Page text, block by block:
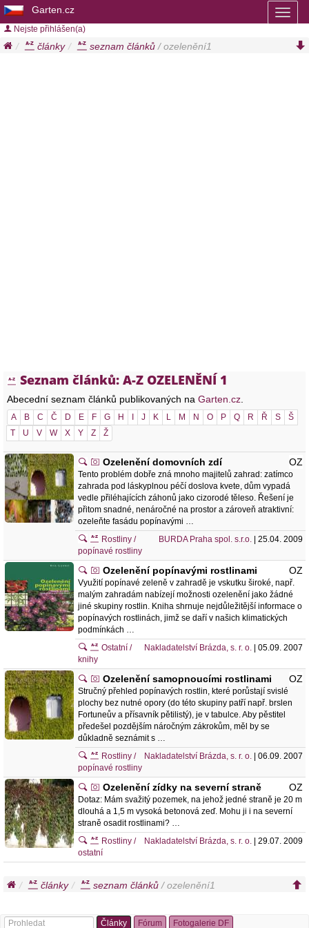
Garten.cz
Nejste přihlášen(a)
články seznam článků / ozelenění1
Seznam článků: A-Z OZELENĚNÍ 1
Abecední seznam článků publikovaných na Garten.cz
A B C Č D E F G H J K L M N O P Q R Ř S
Š
T
U V W X Y Z Ž
Ozelenění domovních zdí OZ
Tento problém dobře zná mnoho majitelů zahrad: zatímco
zahrada pod láskyplnou péčí doslova kvete, dům vypadá
vedle přiléhajících záhonů jako cizorodé těleso. Řešení je
přitom snadné, nenáročné na prostor a zároveň atraktivní:
ozeleňte fasádu popínavými …
BURDA Praha spol. s.r.o. | 25.04. 2009
Rostliny /
popínavé rostliny
Ozelenění popínavými rostlinami OZ
Využití popínavé zeleně v zahradě je vskutku široké, např.
malým zahradám nabízejí možnosti ozelenění jako žádné
jiné skupiny rostlin. Kniha shrnuje nejdůležitější informace o
popínavých rostlinách, jimž se daří v našich klimatických
podmínkách …
Nakladatelství Brázda, s. r. o. | 05.09. 2007
Ostatní /
knihy
Ozelenění samopnoucími rostlinami OZ
Stručný přehled popínavých rostlin, které porůstají svislé
plochy bez nutné opory (do této skupiny patří např. brslen
Fortuneův a přísavník pětilistý), je v tabulce. Aby pěstitel
předešel pozdějším náročným zákrokům, měl by se
důkladně seznámit s …
Nakladatelství Brázda, s. r. o. | 06.09. 2007
Rostliny /
popínavé rostliny
Ozelenění zídky na severní straně OZ
Dotaz: Mám svažitý pozemek, na jehož jedné straně je 20 m
dlouhá a 1,5 m vysoká betonová zeď. Mohu ji i na severní
straně osadit rostlinami? …
Nakladatelství Brázda, s. r. o. | 29.07. 2009
Rostliny /
ostatní
články seznam článků / ozelenění1
Články Fórum Fotogalerie DF